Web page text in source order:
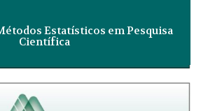
Estatísticos em Pesquisa
Científica